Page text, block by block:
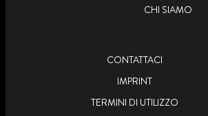
CHI SIAMO
CONTATTACI
IMPRINT
TERMINI DI UTILIZZO